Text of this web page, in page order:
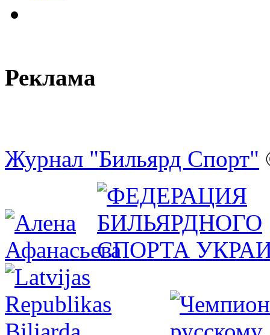
Реклама
Журнал "Бильярд Спорт"